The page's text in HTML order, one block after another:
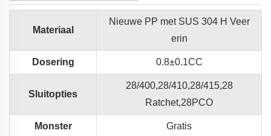
Materiaal
Nieuwe PP met SUS 304 H Veer
erin
Dosering 0.8±0.1CC
Sluitopties
28/400,28/410,28/415,28
Ratchet,28PCO
Monster Gratis